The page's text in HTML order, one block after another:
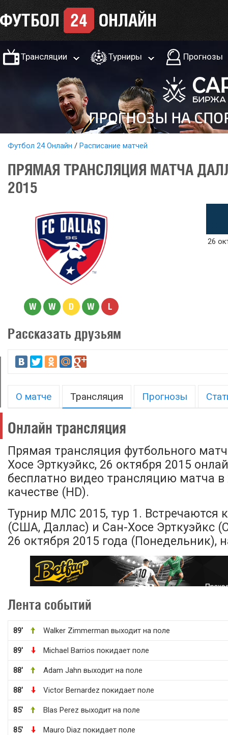
Трансляции Турниры Прогнозы
Футбол 24 Онлайн Расписание матчей
ПРЯМАЯ ТРАНСЛЯЦИЯ МАТЧА
2015
W W D W L
26
Рассказать друзьям
О матче Трансляция Прогнозы
Онлайн трансляция
Прямая трансляция футбольного
Хосе Эрткуэйкс, 26 октября 2015
бесплатно видео трансляцию матча
качестве (HD).
Турнир МЛС 2015, тур 1. Встречаются
(США, Даллас) и Сан-Хосе Эрткуэйкс
26 октября 2015 года (Понедельник),
Лента событий
89' Walker Zimmerman выходит на поле
89' Michael Barrios покидает поле
88' Adam Jahn выходит на поле
88' Victor Bernardez покидает поле
85' Blas Perez выходит на поле
85' Mauro Diaz покидает поле